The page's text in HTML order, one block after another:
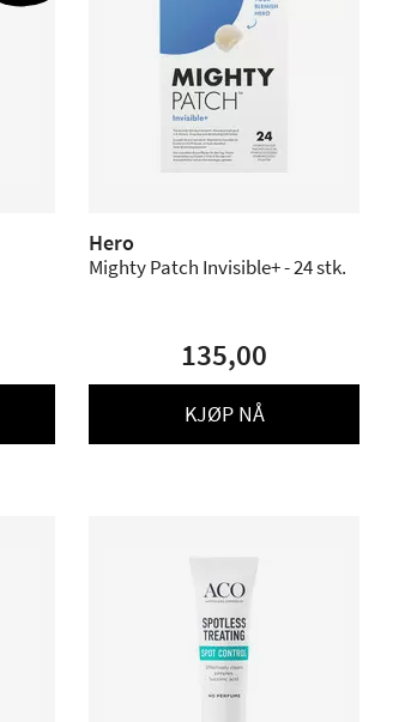
Hero
Mighty Patch Invisible+ - 24 stk.
135,00
KJØP NÅ